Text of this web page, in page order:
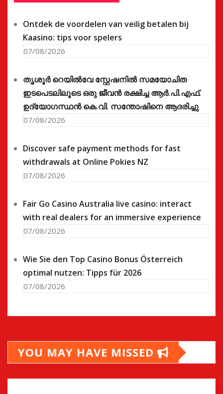
Ontdek de voordelen van veilig betalen bij
Kaasino: tips voor spelers
07/08/2026
തൃശൂർ റെയിൽവേ സ്റ്റേഷനിൽ സമയോചിത
ഇടപെടലിലൂടെ ഒരു ജീവൻ രക്ഷിച്ച ആർ.പി.എഫ്.
ഉദ്യോഗസ്ഥൻ കെ.വി. സന്തോഷിനെ ആദരിച്ചു
07/08/2026
Discover safe payment methods for fast
withdrawals at Online Pokies NZ
07/08/2026
Fair Go Casino Australia live casino: interact
with real dealers for an immersive experience
07/08/2026
Wie Sie den Top Casino Bonus Österreich
optimal nutzen: Tipps für 2026
07/08/2026
YOU MAY HAVE MISSED